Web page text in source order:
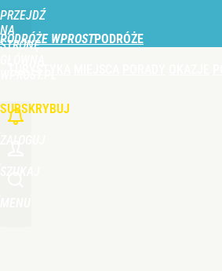
PRZEJDŹ
NA
STRONĘ
PODRÓŻE WPROST
SUBSKRYBUJ